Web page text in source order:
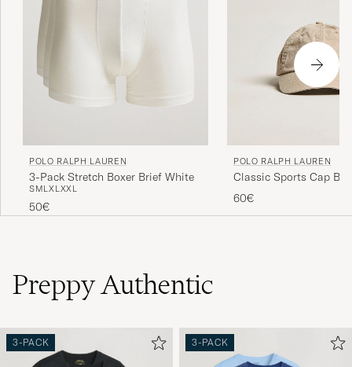
POLO RALPH LAUREN
3-Pack Stretch Boxer Brief White
SMLXLXXL
50€
POLO RALPH LAUREN
Classic Sports Cap
60€
Preppy Authentic
3-PACK 3-PACK